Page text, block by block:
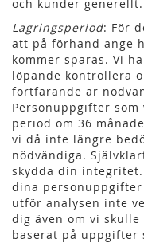
och kunder generellt.
Lagringsperiod: För
att på förhand ange
kommer sparas. Vi
löpande kontrollera
fortfarande är
Personuppgifter
period om 36
vi då inte längre
nödvändiga.
skydda din
dina personuppgifter
utför analysen inte
dig även om vi
baserat på uppgifter